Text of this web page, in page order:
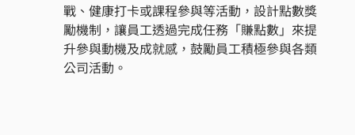
戰、健康打卡或課程參與等活動，設計點數獎
勵機制，讓員工透過完成任務「賺點數」來提
升參與動機及成就感，鼓勵員工積極參與各類
公司活動。